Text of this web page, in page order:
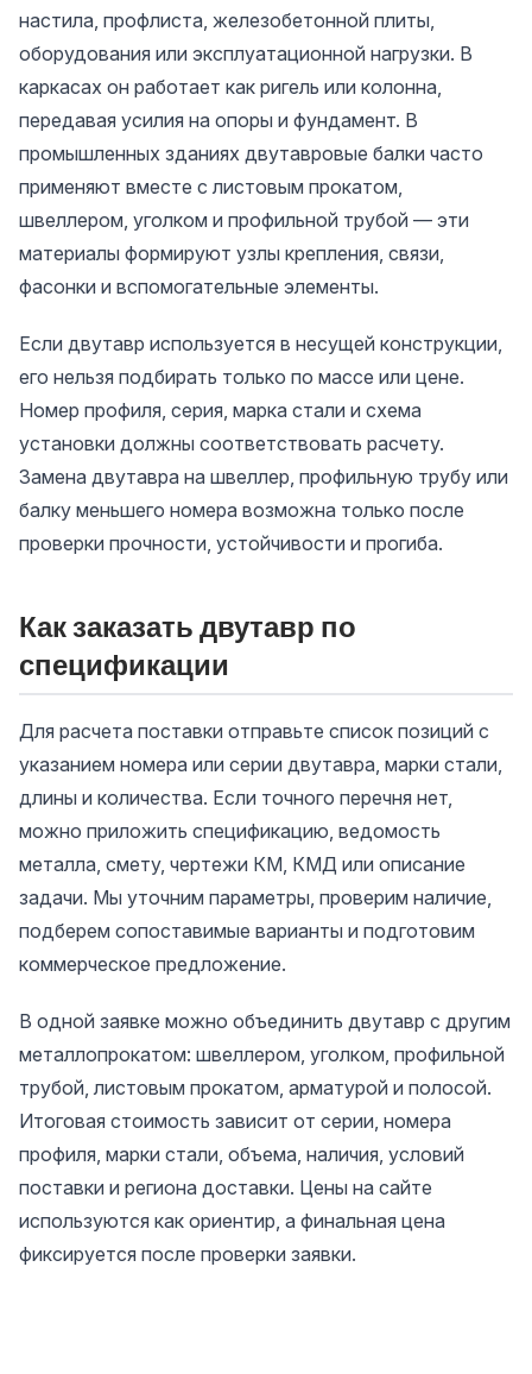
настила, профлиста, железобетонной плиты,
оборудования или эксплуатационной нагрузки. В
каркасах он работает как ригель или колонна,
передавая усилия на опоры и фундамент. В
промышленных зданиях двутавровые балки часто
применяют вместе с листовым прокатом,
швеллером, уголком и профильной трубой — эти
материалы формируют узлы крепления, связи,
фасонки и вспомогательные элементы.
Если двутавр используется в несущей конструкции,
его нельзя подбирать только по массе или цене.
Номер профиля, серия, марка стали и схема
установки должны соответствовать расчету.
Замена двутавра на швеллер, профильную трубу или
балку меньшего номера возможна только после
проверки прочности, устойчивости и прогиба.
Как заказать двутавр по
спецификации
Для расчета поставки отправьте список позиций с
указанием номера или серии двутавра, марки стали,
длины и количества. Если точного перечня нет,
можно приложить спецификацию, ведомость
металла, смету, чертежи КМ, КМД или описание
задачи. Мы уточним параметры, проверим наличие,
подберем сопоставимые варианты и подготовим
коммерческое предложение.
В одной заявке можно объединить двутавр с другим
металлопрокатом: швеллером, уголком, профильной
трубой, листовым прокатом, арматурой и полосой.
Итоговая стоимость зависит от серии, номера
профиля, марки стали, объема, наличия, условий
поставки и региона доставки. Цены на сайте
используются как ориентир, а финальная цена
фиксируется после проверки заявки.